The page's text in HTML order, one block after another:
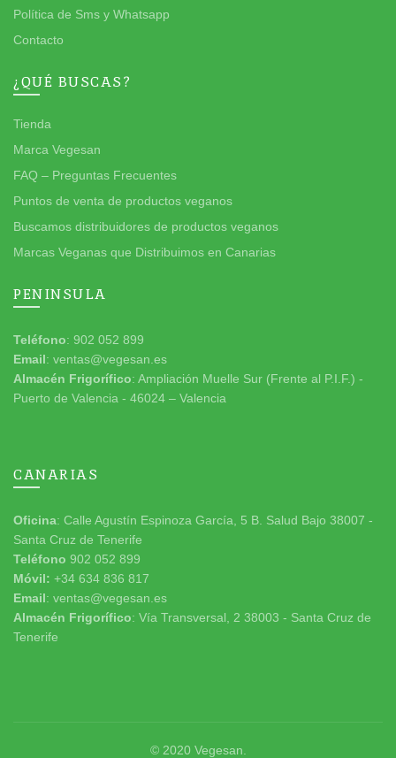
Política de Sms y Whatsapp
Contacto
¿QUÉ BUSCAS?
Tienda
Marca Vegesan
FAQ – Preguntas Frecuentes
Puntos de venta de productos veganos
Buscamos distribuidores de productos veganos
Marcas Veganas que Distribuimos en Canarias
PENINSULA
Teléfono: 902 052 899
Email: ventas@vegesan.es
Almacén Frigorífico: Ampliación Muelle Sur (Frente al P.I.F.) -
Puerto de Valencia - 46024 – Valencia
CANARIAS
Oficina: Calle Agustín Espinoza García, 5 B. Salud Bajo 38007 -
Santa Cruz de Tenerife
Teléfono 902 052 899
Móvil: +34 634 836 817
Email: ventas@vegesan.es
Almacén Frigorífico: Vía Transversal, 2 38003 - Santa Cruz de
Tenerife
© 2020 Vegesan.